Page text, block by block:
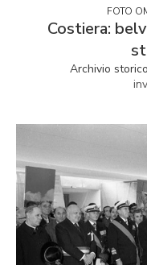
FOTO
Costiera:
Archivio